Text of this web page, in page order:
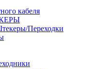
кабеля
Переходки